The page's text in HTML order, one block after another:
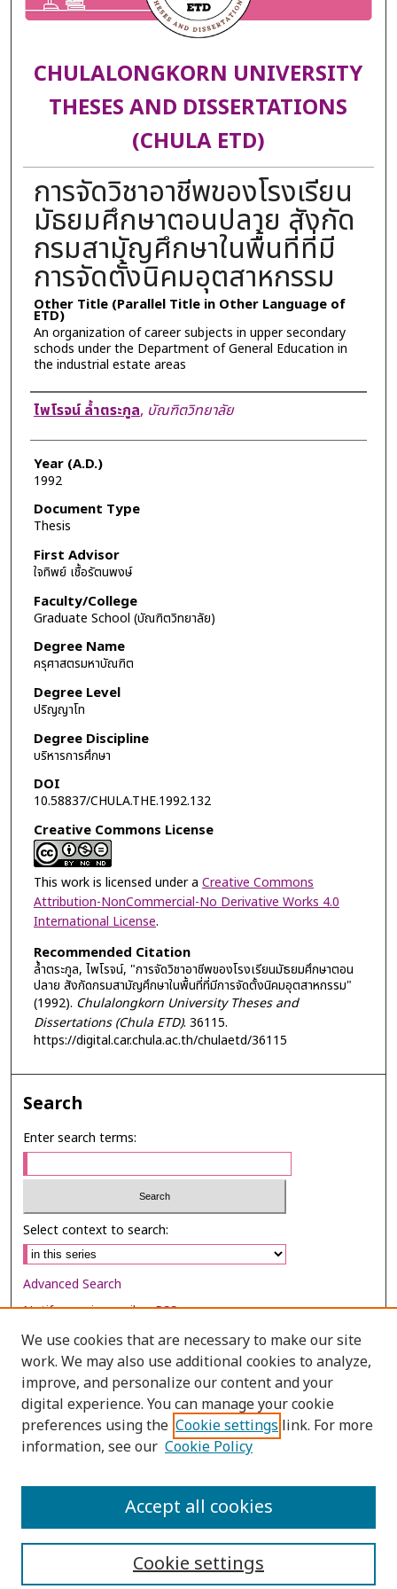
CHULALONGKORN UNIVERSITY
THESES AND DISSERTATIONS
(CHULA ETD)
การจัดวิชาอาชีพของโรงเรียน
มัธยมศึกษาตอนปลาย สังกัด
กรมสามัญศึกษาในพื้นที่ที่มี
การจัดตั้งนิคมอุตสาหกรรม
Other Title (Parallel Title in Other Language of
ETD)
An organization of career subjects in upper secondary
schods under the Department of General Education in
the industrial estate areas
Author
ไพโรจน์ ล้ำตระกูล, บัณฑิตวิทยาลัย
Year (A.D.)
1992
Document Type
Thesis
First Advisor
ใจทิพย์ เชื้อรัตนพงษ์
Faculty/College
Graduate School (บัณฑิตวิทยาลัย)
Degree Name
ครุศาสตรมหาบัณฑิต
Degree Level
ปริญญาโท
Degree Discipline
บริหารการศึกษา
DOI
10.58837/CHULA.THE.1992.132
Creative Commons License
This work is licensed under a Creative Commons
Attribution-NonCommercial-No Derivative Works 4.0
International License.
Recommended Citation
ล้ำตระกูล, ไพโรจน์, "การจัดวิชาอาชีพของโรงเรียนมัธยมศึกษาตอน
ปลาย สังกัดกรมสามัญศึกษาในพื้นที่ที่มีการจัดตั้งนิคมอุตสาหกรรม"
(1992). Chulalongkorn University Theses and
Dissertations (Chula ETD). 36115.
https://digital.car.chula.ac.th/chulaetd/36115
Search
Enter search terms:
Select context to search:
Advanced Search
Notify me via email orRSS
Browse
Collections
Disciplines
Authors
We use cookies that are necessary to make our site
work. We may also use additional cookies to analyze,
improve, and personalize our content and your
digital experience. You can manage your cookie
preferences using the Cookie settings link. For more
information, see our Cookie Policy
Cookie settings
Accept all cookies